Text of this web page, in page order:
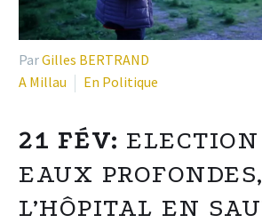
ParGilles BERTRAND
A Millau
En Politique
21 FÉV:
EAUX PROFONDES,
L’HÔPITAL EN